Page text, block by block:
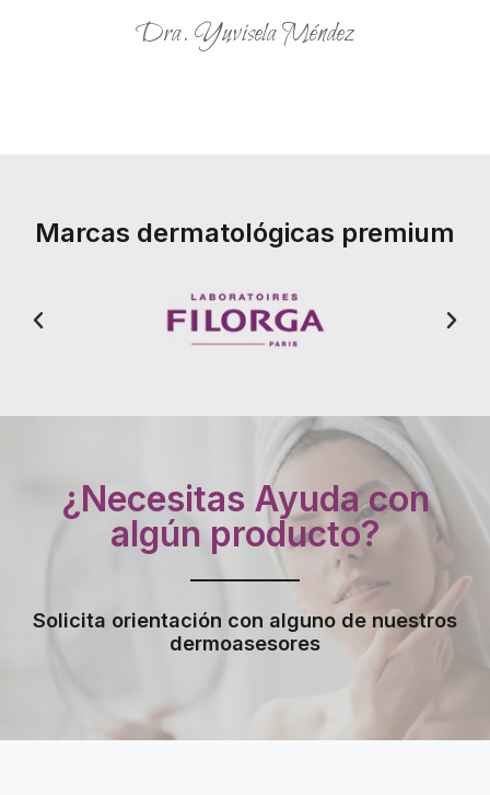
Dra. Yuvisela Méndez
Marcas dermatológicas premium
¿Necesitas Ayuda con
algún producto?
Solicita orientación con alguno de nuestros
dermoasesores